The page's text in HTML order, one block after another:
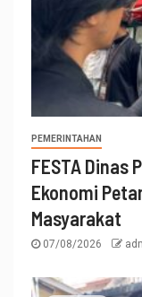
PEMERINTAHAN
FESTA Dinas
Ekonomi
Masyarakat
07/08/2026